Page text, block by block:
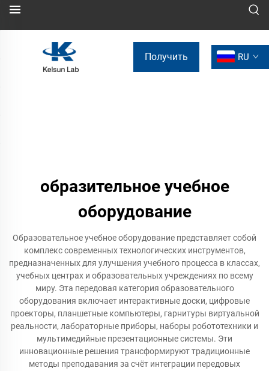
Получить RU
образительное учебное
оборудование
Образовательное учебное оборудование представляет собой
комплекс современных технологических инструментов,
предназначенных для улучшения учебного процесса в классах,
учебных центрах и образовательных учреждениях по всему
миру. Эта передовая категория образовательного
оборудования включает интерактивные доски, цифровые
проекторы, планшетные компьютеры, гарнитуры виртуальной
реальности, лабораторные приборы, наборы робототехники и
мультимедийные презентационные системы. Эти
инновационные решения трансформируют традиционные
методы преподавания за счёт интеграции передовых